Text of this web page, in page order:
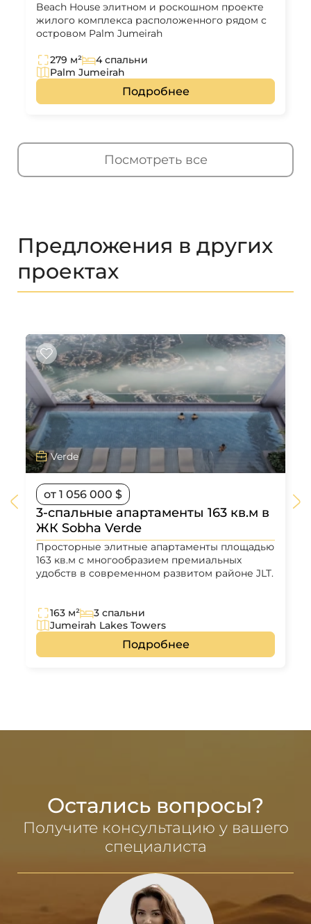
Beach House элитном и роскошном проекте
жилого комплекса расположенного рядом с
островом Palm Jumeirah
279 м²
4 спальни
Palm Jumeirah
Подробнее
Посмотреть все
Предложения в других
проектах
Verde
от 1 056 000 $
3-спальные апартаменты 163 кв.м в
ЖК Sobha Verde
Просторные элитные апартаменты площадью
163 кв.м с многообразием премиальных
удобств в современном развитом районе JLT.
163 м²
3 спальни
Jumeirah Lakes Towers
Подробнее
Остались вопросы?
Получите консультацию у вашего
специалиста